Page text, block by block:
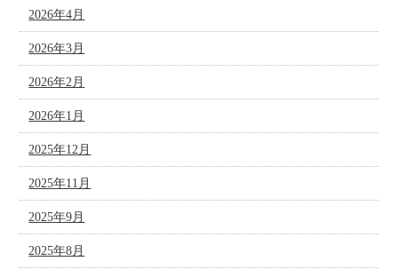
2026年4月
2026年3月
2026年2月
2026年1月
2025年12月
2025年11月
2025年9月
2025年8月